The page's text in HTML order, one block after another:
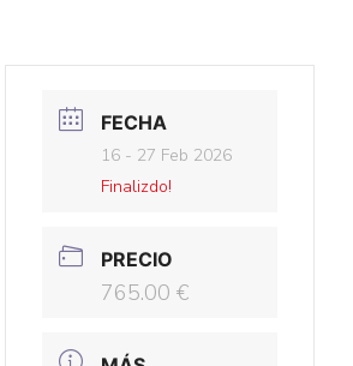
FECHA
16 - 27 Feb 2026
Finalizdo!
PRECIO
765.00 €